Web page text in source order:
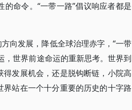
命令。“一带一路”倡议响应者都是
向发展，降低全球治理赤字，“一带
，世界前途命运的重新思考。世界到
发展机会，还是脱钩断链，小院高
站在一个十分重要的历史的十字路